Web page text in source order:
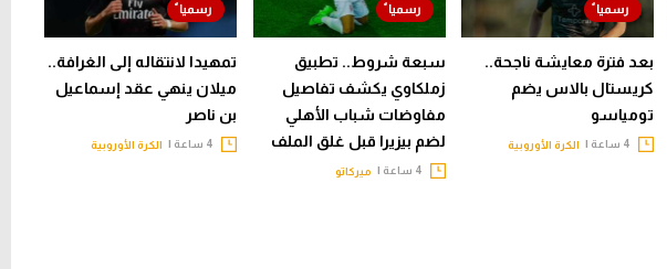
بعد فترة معايشة ناجحة..
كريستال بالاس يضم
تومياسو
الكرة الأوروبية
سبعة شروط.. تطبيق
زملكاوي يكشف تفاصيل
مفاوضات شباب الأهلي
لضم بيزيرا قبل غلق الملف
ميركاتو
تمهيدا لانتقاله إلى الغرافة..
ميلان ينهي عقد إسماعيل
بن ناصر
الكرة الأوروبية